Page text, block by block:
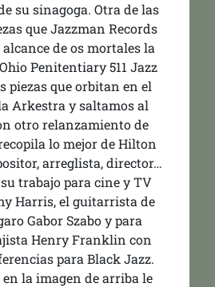
su sinagoga. Otra de las
que Jazzman Records
de os mortales la
Penitentiary 511 Jazz
piezas que orbitan en el
Arkestra y saltamos al
otro relanzamiento de
lo mejor de Hilton
arreglista, director…
trabajo para cine y TV
Harris, el guitarrista de
Gabor Szabo y para
Henry Franklin con
para Black Jazz.
en la imagen de arriba le